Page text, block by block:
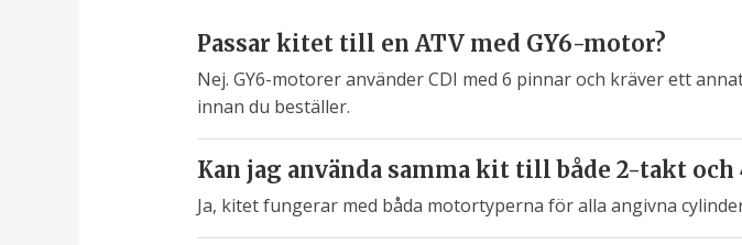
Passar kitet till en ATV med GY6-motor?
Nej. GY6-motorer använder CDI med 6 pinnar och kräver ett
innan du beställer.
Kan jag använda samma kit till både 2-takt och
Ja, kitet fungerar med båda motortyperna för alla angivna